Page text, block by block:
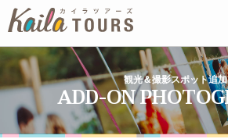
観光＆撮影スポット追加